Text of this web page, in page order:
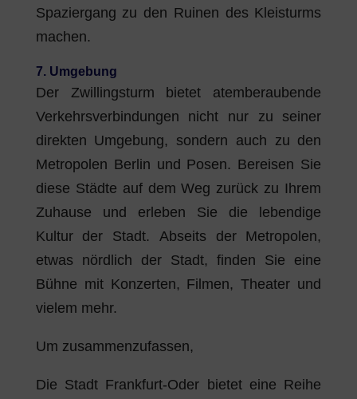
Spaziergang zu den Ruinen des Kleisturms
machen.
7. Umgebung
Der Zwillingsturm bietet atemberaubende
Verkehrsverbindungen nicht nur zu seiner
direkten Umgebung, sondern auch zu den
Metropolen Berlin und Posen. Bereisen Sie
diese Städte auf dem Weg zurück zu Ihrem
Zuhause und erleben Sie die lebendige
Kultur der Stadt. Abseits der Metropolen,
etwas nördlich der Stadt, finden Sie eine
Bühne mit Konzerten, Filmen, Theater und
vielem mehr.
Um zusammenzufassen,
Die Stadt Frankfurt-Oder bietet eine Reihe